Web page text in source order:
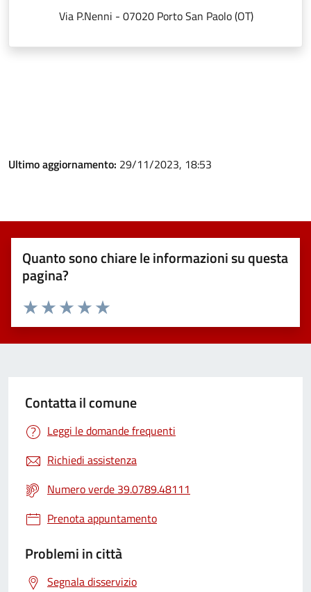
Via P.Nenni - 07020 Porto San Paolo (OT)
Ultimo aggiornamento: 29/11/2023, 18:53
Quanto sono chiare le informazioni su questa
pagina?
Valuta 5 stelle su 5
Valuta 4 stelle su 5
Valuta 3 stelle su 5
Valuta 2 stelle su 5
Valuta 1 stelle su 5
Contatta il comune
Leggi le domande frequenti
Richiedi assistenza
Numero verde 39.0789.48111
Prenota appuntamento
Problemi in città
Segnala disservizio